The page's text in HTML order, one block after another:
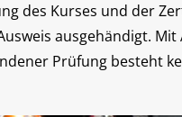
des Kurses und der
ausgehändigt.
Prüfung besteht